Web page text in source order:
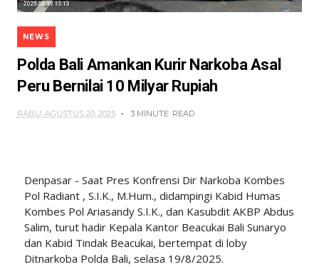
NEWS
Polda Bali Amankan Kurir Narkoba Asal
Peru Bernilai 10 Milyar Rupiah
RABU, AGUSTUS 20, 2025 3 MINUTE READ
Denpasar - Saat Pres Konfrensi Dir Narkoba Kombes
Pol Radiant , S.I.K., M.Hum., didampingi Kabid Humas
Kombes Pol Ariasandy S.I.K., dan Kasubdit AKBP Abdus
Salim, turut hadir Kepala Kantor Beacukai Bali Sunaryo
dan Kabid Tindak Beacukai, bertempat di loby
Ditnarkoba Polda Bali, selasa 19/8/2025.